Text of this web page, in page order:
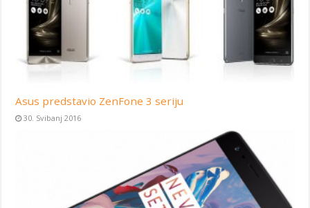
Asus predstavio ZenFone 3 seriju
30. Svibanj 2016